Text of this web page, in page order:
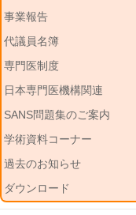
事業報告
代議員名簿
専門医制度
日本専門医機構関連
SANS問題集のご案内
学術資料コーナー
過去のお知らせ
ダウンロード